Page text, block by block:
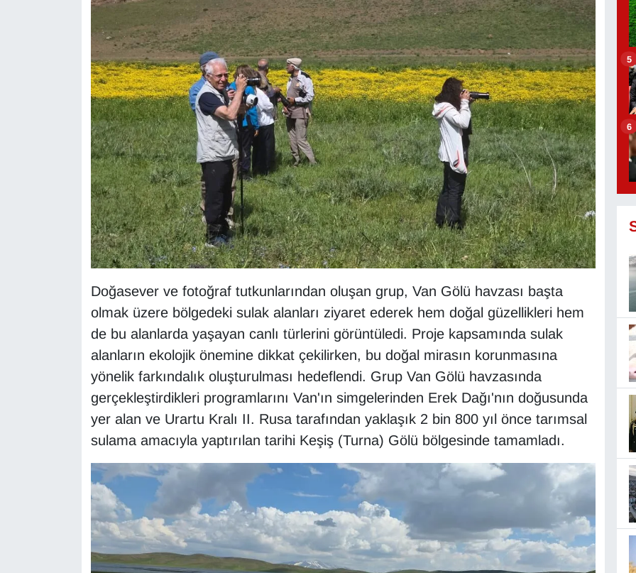
Doğasever ve fotoğraf tutkunlarından oluşan grup, Van Gölü havzası başta
olmak üzere bölgedeki sulak alanları ziyaret ederek hem doğal güzellikleri hem
de bu alanlarda yaşayan canlı türlerini görüntüledi. Proje kapsamında sulak
alanların ekolojik önemine dikkat çekilirken, bu doğal mirasın korunmasına
yönelik farkındalık oluşturulması hedeflendi. Grup Van Gölü havzasında
gerçekleştirdikleri programlarını Van'ın simgelerinden Erek Dağı'nın doğusunda
yer alan ve Urartu Kralı II. Rusa tarafından yaklaşık 2 bin 800 yıl önce tarımsal
sulama amacıyla yaptırılan tarihi Keşiş (Turna) Gölü bölgesinde tamamladı.
5
6
Kamu Alımları
Kim Kimdir?
Kültür & Sanat
MAGAZİN
ONE EKONOMİ
POLİTİKA
Resmi İlanlar
RÖPORTAJ
Sinema - TV